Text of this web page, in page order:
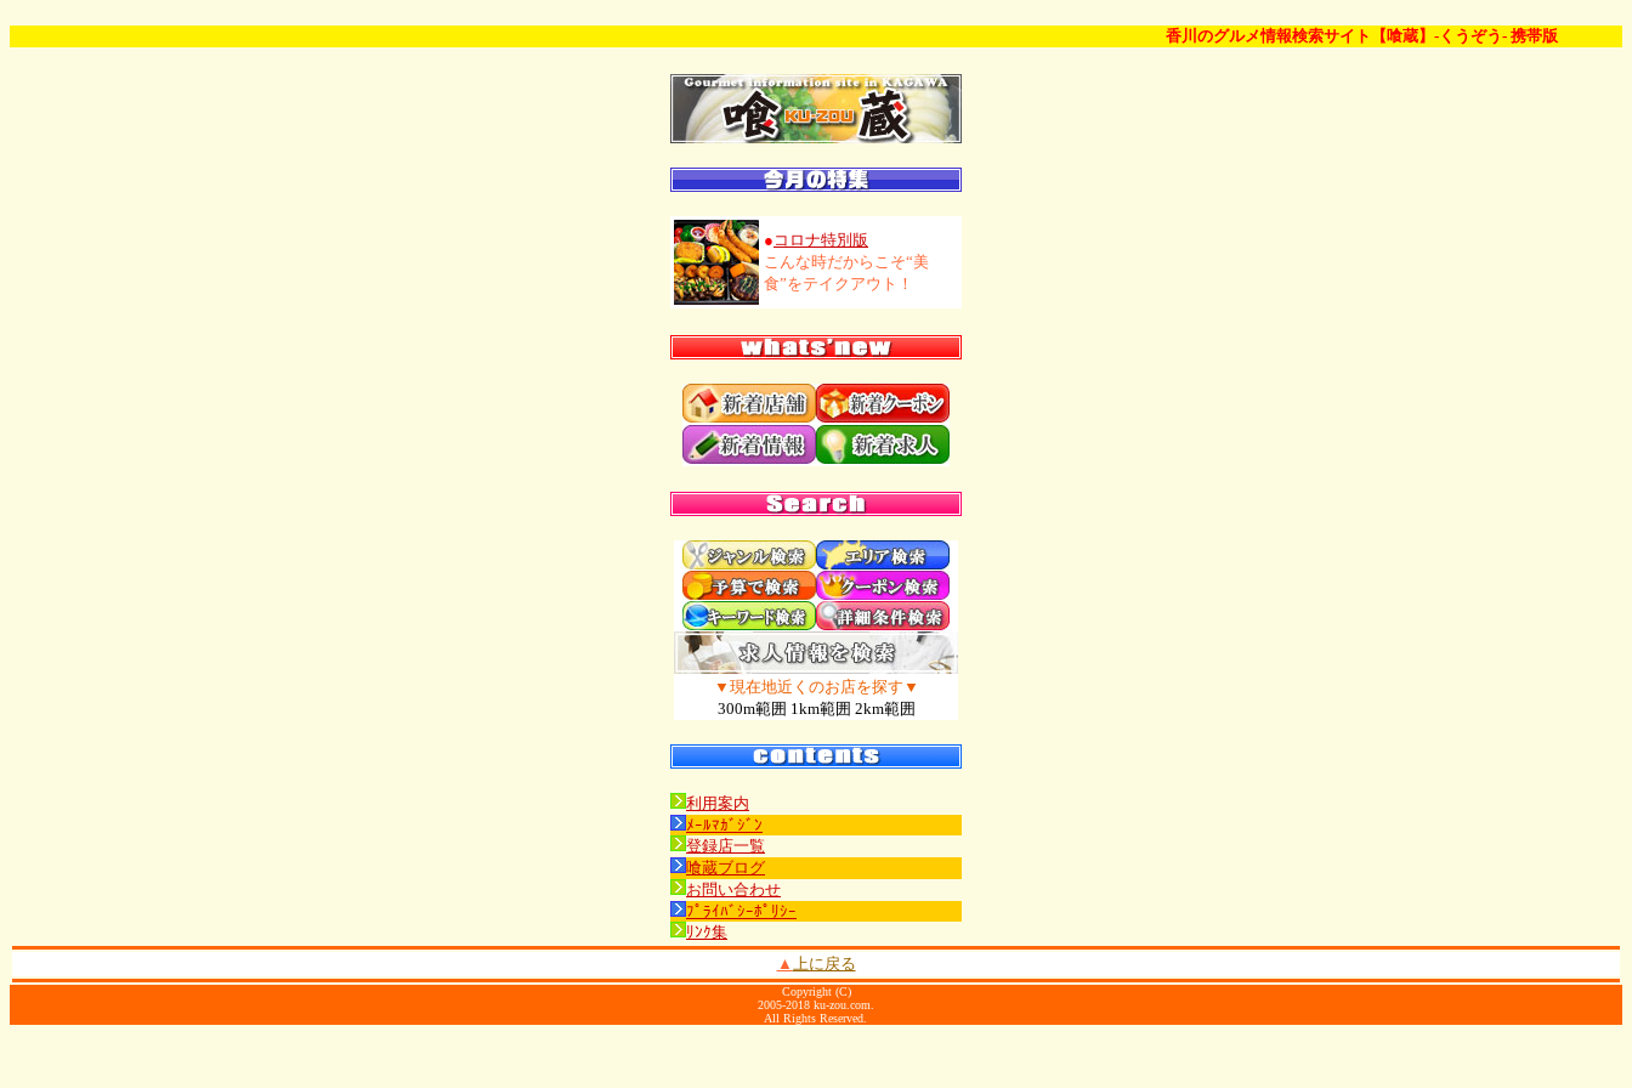
香川のグルメ情報検索サイト【喰蔵】-くうぞう- 携帯版
● コロナ特別版
こんな時だからこそ“美
食”をテイクアウト！
▼現在地近くのお店を探す▼
300m範囲 1km範囲 2km範囲
利用案内
ﾒｰﾙﾏｶﾞｼﾞﾝ
登録店一覧
喰蔵ブログ
お問い合わせ
ﾌﾟﾗｲﾊﾞｼｰﾎﾟﾘｼｰ
ﾘﾝｸ集
▲ 上に戻る
Copyright (C)
2005-2018 ku-zou.com.
All Rights Reserved.